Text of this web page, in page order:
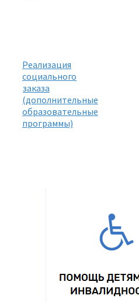
Реализация
социального
заказа
(дополнительные
образовательные
программы)